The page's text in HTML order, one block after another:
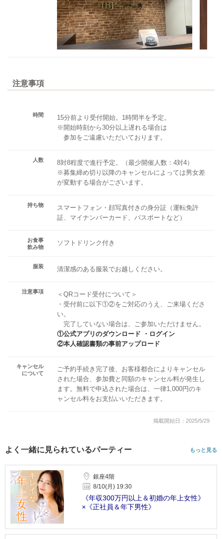
注意事項
時間
15分前より受付開始。1時間半を予定。
※開始時刻から30分以上遅れる場合は
参加をご遠慮いただいております。
人数
8対8程度で進行予定。（最少開催人数：4対4）
※募集締め切り以降のキャンセルによっては男女差
が変動する場合がございます。
持ち物
スマートフォン・顔写真付きの身分証（運転免許
証、マイナンバーカード、パスポートなど）
お食事
飲み物
ソフトドリンク付き
服装 清潔感のある服装でお越しください。
注意事項
＜QRコード受付について＞
・受付前に以下①②をご対応のうえ、ご来場くださ
い。
完了していない場合は、ご参加いただけません。
①公式アプリのダウンロード ・ログイン
②本人確認書類の事前アップロード
キャンセル
について
ご予約手続き完了後、お客様都合によりキャンセル
された場合、参加費と同額のキャンセル料が発生し
ます。無料で申込された場合は、一律1,000円のキ
ャンセル料をお支払いいただきます。
掲載開始日：2025/5/29
よく一緒に見られているパーティー もっと見る
銀座4階
8/10(月) 19:30
《年収300万円以上＆初婚の年上女性》
×《正社員＆年下男性》